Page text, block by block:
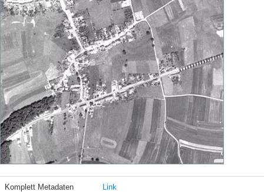
Komplett Metadaten Link